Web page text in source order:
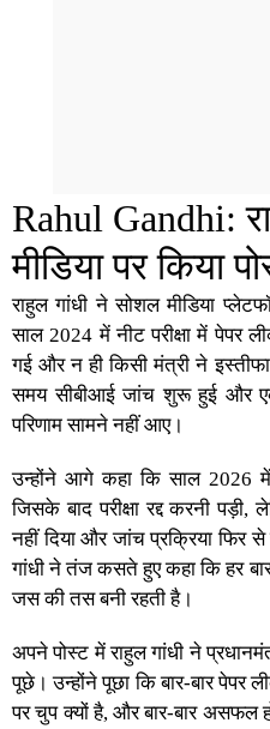
NEET 2026:
पेपर लीक हुआ। परीक्षा रद्द हुई।
फिर जाँच कर रही है। एक और कमेटी
Rahul Gandhi:
मीडिया पर किया
राहुल गांधी ने सोशल मीडिया
साल 2024 में नीट परीक्षा में पेपर
गई और न ही किसी मंत्री ने
समय सीबीआई जांच शुरू हुई और
परिणाम सामने नहीं आए।
उन्होंने आगे कहा कि साल 2026
जिसके बाद परीक्षा रद्द करनी पड़ी,
नहीं दिया और जांच प्रक्रिया फिर
गांधी ने तंज कसते हुए कहा कि हर
जस की तस बनी रहती है।
अपने पोस्ट में राहुल गांधी ने
पूछे। उन्होंने पूछा कि बार-बार पेपर
पर चुप क्यों है, और बार-बार असफल हो